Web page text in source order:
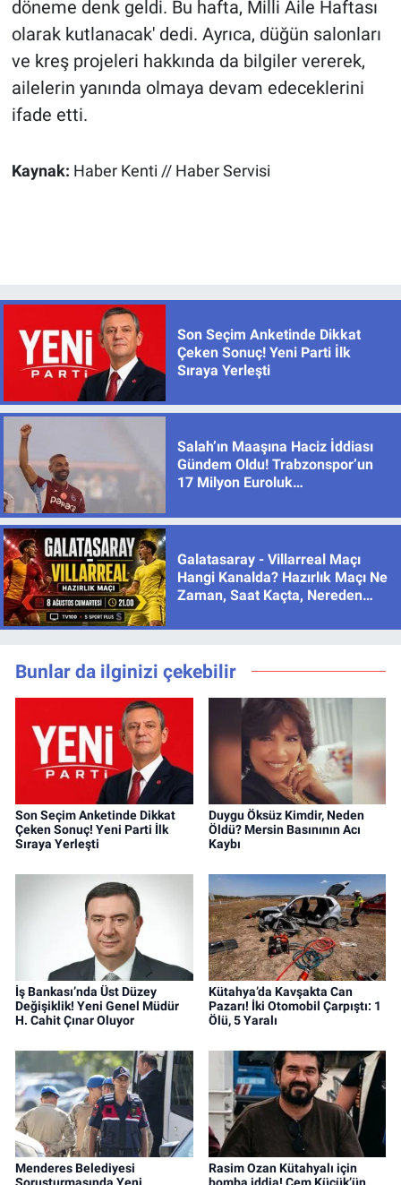
döneme denk geldi. Bu hafta, Milli Aile Haftası
olarak kutlanacak' dedi. Ayrıca, düğün salonları
ve kreş projeleri hakkında da bilgiler vererek,
ailelerin yanında olmaya devam edeceklerini
ifade etti.
Kaynak: Haber Kenti // Haber Servisi
Son Seçim Anketinde Dikkat
Çeken Sonuç! Yeni Parti İlk
Sıraya Yerleşti
Salah’ın Maaşına Haciz İddiası
Gündem Oldu! Trabzonspor’un
17 Milyon Euroluk
Galatasaray - Villarreal Maçı
Hangi Kanalda? Hazırlık Maçı Ne
Zaman, Saat Kaçta, Nereden
Bunlar da ilginizi çekebilir
Son Seçim Anketinde Dikkat
Çeken Sonuç! Yeni Parti İlk
Sıraya Yerleşti
Duygu Öksüz Kimdir, Neden
Öldü? Mersin Basınının Acı
Kaybı
İş Bankası’nda Üst Düzey
Değişiklik! Yeni Genel Müdür
H. Cahit Çınar Oluyor
Kütahya’da Kavşakta Can
Pazarı! İki Otomobil Çarpıştı: 1
Ölü, 5 Yaralı
Menderes Belediyesi
Rasim Ozan Kütahyalı için